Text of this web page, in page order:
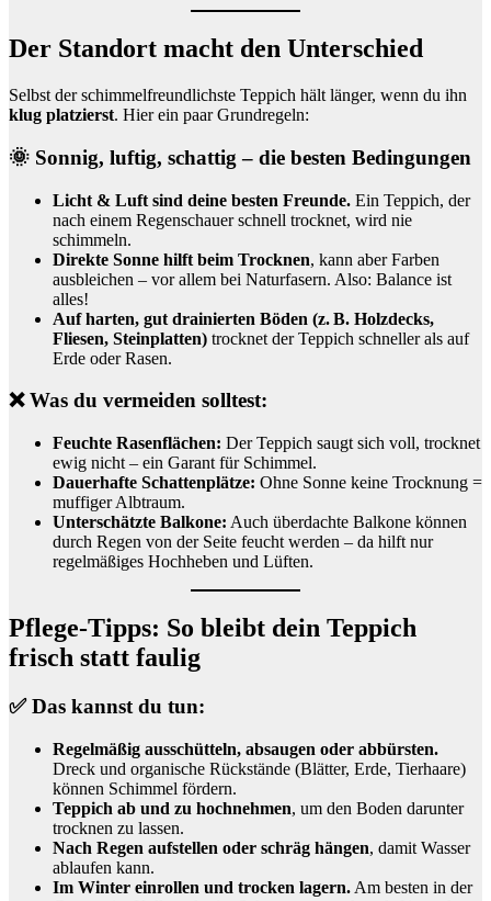
Der Standort macht den Unterschied
Selbst der schimmelfreundlichste Teppich hält länger, wenn du ihn
klug platzierst. Hier ein paar Grundregeln:
🌞 Sonnig, luftig, schattig – die besten Bedingungen
Licht & Luft sind deine besten Freunde. Ein Teppich, der
nach einem Regenschauer schnell trocknet, wird nie
schimmeln.
Direkte Sonne hilft beim Trocknen, kann aber Farben
ausbleichen – vor allem bei Naturfasern. Also: Balance ist
alles!
Auf harten, gut drainierten Böden (z. B. Holzdecks,
Fliesen, Steinplatten) trocknet der Teppich schneller als auf
Erde oder Rasen.
❌ Was du vermeiden solltest:
Feuchte Rasenflächen: Der Teppich saugt sich voll, trocknet
ewig nicht – ein Garant für Schimmel.
Dauerhafte Schattenplätze: Ohne Sonne keine Trocknung =
muffiger Albtraum.
Unterschätzte Balkone: Auch überdachte Balkone können
durch Regen von der Seite feucht werden – da hilft nur
regelmäßiges Hochheben und Lüften.
Pflege-Tipps: So bleibt dein Teppich
frisch statt faulig
✅ Das kannst du tun:
Regelmäßig ausschütteln, absaugen oder abbürsten.
Dreck und organische Rückstände (Blätter, Erde, Tierhaare)
können Schimmel fördern.
Teppich ab und zu hochnehmen, um den Boden darunter
trocknen zu lassen.
Nach Regen aufstellen oder schräg hängen, damit Wasser
ablaufen kann.
Im Winter einrollen und trocken lagern. Am besten in der